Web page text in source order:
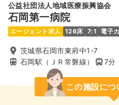
公益社団法人地域医療振興協会
石岡第一病院
エージェント求人 126床 7:1 電子
茨城県石岡市東府中1-7
石岡駅（ＪＲ常磐線）
7分
この施設に